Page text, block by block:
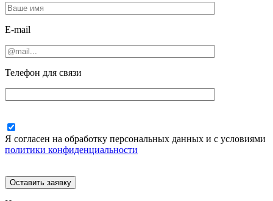
E-mail
Телефон для связи
Я согласен на обработку персональных данных и с условиями
политики конфиденциальности